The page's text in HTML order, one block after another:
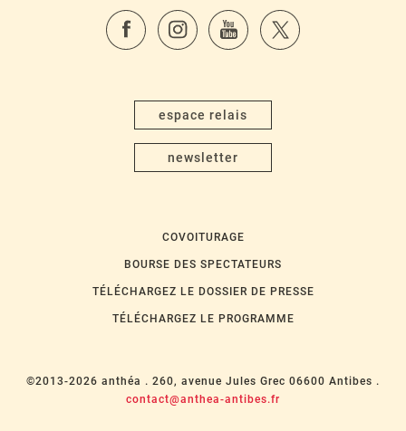
espace relais
newsletter
COVOITURAGE
BOURSE DES SPECTATEURS
TÉLÉCHARGEZ LE DOSSIER DE PRESSE
TÉLÉCHARGEZ LE PROGRAMME
©2013-2026 anthéa . 260, avenue Jules Grec 06600 Antibes .
contact@anthea-antibes.fr